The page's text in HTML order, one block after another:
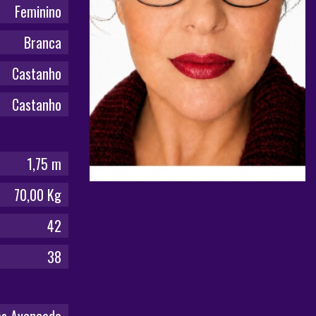
Feminino
Branca
Castanho
Castanho
1,75 m
70,00 Kg
42
38